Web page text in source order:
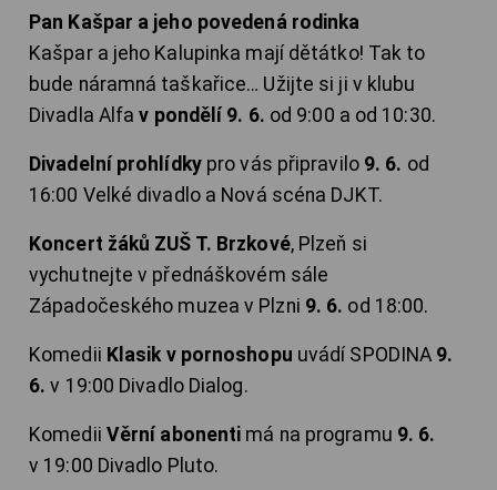
Pan Kašpar a jeho povedená rodinka
Kašpar a jeho Kalupinka mají dětátko! Tak to
bude náramná taškařice… Užijte si ji v klubu
Divadla Alfav pondělí 9. 6. od 9:00 a od 10:30.
Divadelní prohlídkypro vás připravilo 9. 6. od
16:00 Velké divadlo a Nová scéna DJKT.
Koncert žáků ZUŠ T. Brzkové, Plzeň si
vychutnejte v přednáškovém sále
Západočeského muzea v Plzni 9. 6. od 18:00.
Komedii Klasik v pornoshopu uvádí SPODINA 9.
6. v 19:00 Divadlo Dialog.
Komedii Věrní abonenti má na programu 9. 6.
v 19:00 Divadlo Pluto.